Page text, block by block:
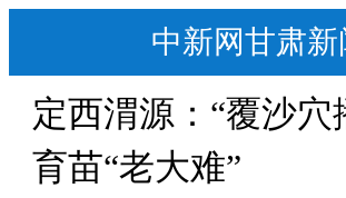
中新网甘肃新
定西渭源：“覆沙穴
育苗“老大难”